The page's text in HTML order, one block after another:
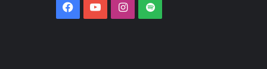
FacebookYouTubeInstagram
Spotify